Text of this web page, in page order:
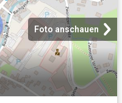
Foto anschauen